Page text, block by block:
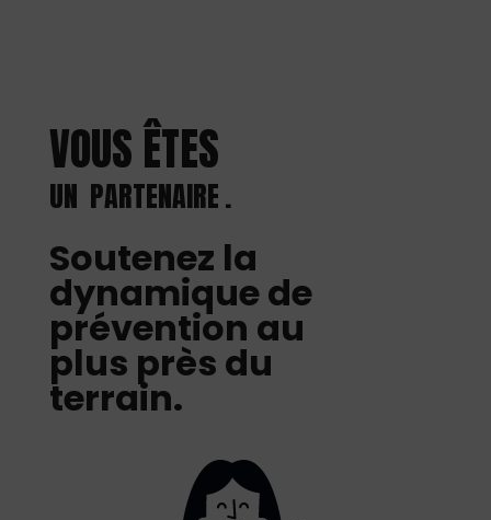
VOUS ÊTES
UN PARTENAIRE.
Soutenez la
dynamique de
prévention au
plus près du
terrain.